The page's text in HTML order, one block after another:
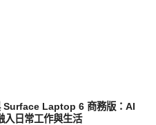
Surface Laptop 6 商務版：AI
入日常工作與生活